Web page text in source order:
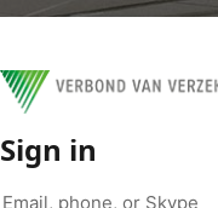
Sign in